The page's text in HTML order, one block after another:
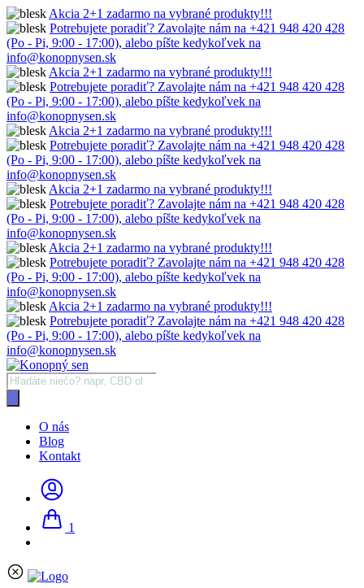
Akcia 2+1 zadarmo na vybrané produkty!!!
Potrebujete poradiť? Zavolajte nám na +421 948 420 428
(Po - Pi, 9:00 - 17:00), alebo píšte kedykoľvek na
info@konopnysen.sk
Akcia 2+1 zadarmo na vybrané produkty!!!
Potrebujete poradiť? Zavolajte nám na +421 948 420 428
(Po - Pi, 9:00 - 17:00), alebo píšte kedykoľvek na
info@konopnysen.sk
Akcia 2+1 zadarmo na vybrané produkty!!!
Potrebujete poradiť? Zavolajte nám na +421 948 420 428
(Po - Pi, 9:00 - 17:00), alebo píšte kedykoľvek na
info@konopnysen.sk
Akcia 2+1 zadarmo na vybrané produkty!!!
Potrebujete poradiť? Zavolajte nám na +421 948 420 428
(Po - Pi, 9:00 - 17:00), alebo píšte kedykoľvek na
info@konopnysen.sk
Akcia 2+1 zadarmo na vybrané produkty!!!
Potrebujete poradiť? Zavolajte nám na +421 948 420 428
(Po - Pi, 9:00 - 17:00), alebo píšte kedykoľvek na
info@konopnysen.sk
Akcia 2+1 zadarmo na vybrané produkty!!!
Potrebujete poradiť? Zavolajte nám na +421 948 420 428
(Po - Pi, 9:00 - 17:00), alebo píšte kedykoľvek na
info@konopnysen.sk
Products
search
O nás
Blog
Kontakt
1